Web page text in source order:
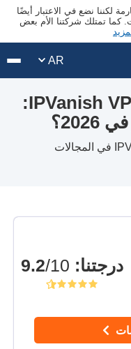
لكننا نضع في الاعتبار أيضًا
كما تمتلك شركتنا الأم بعض
AR
Proton VPN مقابل IPVanish VPN:
Proton VPN يتفوق على IPVanish VPN في المجالات
درجتنا:
/10